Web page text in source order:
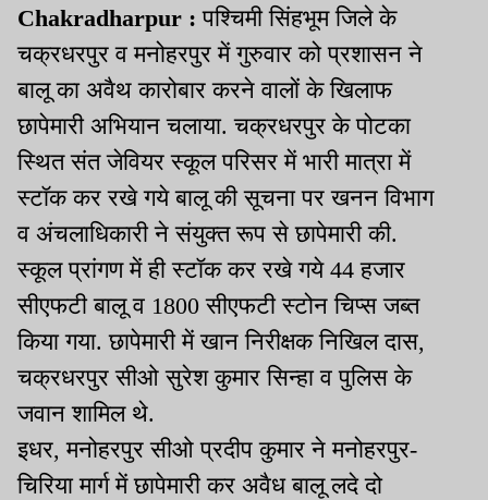
Chakradharpur : पश्चिमी सिंहभूम जिले के
चक्रधरपुर व मनोहरपुर में गुरुवार को प्रशासन ने
बालू का अवैथ कारोबार करने वालों के खिलाफ
छापेमारी अभियान चलाया. चक्रधरपुर के पोटका
स्थित संत जेवियर स्कूल परिसर में भारी मात्रा में
स्टॉक कर रखे गये बालू की सूचना पर खनन विभाग
व अंचलाधिकारी ने संयुक्त रूप से छापेमारी की.
स्कूल प्रांगण में ही स्टॉक कर रखे गये 44 हजार
सीएफटी बालू व 1800 सीएफटी स्टोन चिप्स जब्त
किया गया. छापेमारी में खान निरीक्षक निखिल दास,
चक्रधरपुर सीओ सुरेश कुमार सिन्हा व पुलिस के
जवान शामिल थे.
इधर, मनोहरपुर सीओ प्रदीप कुमार ने मनोहरपुर-
चिरिया मार्ग में छापेमारी कर अवैध बालू लदे दो